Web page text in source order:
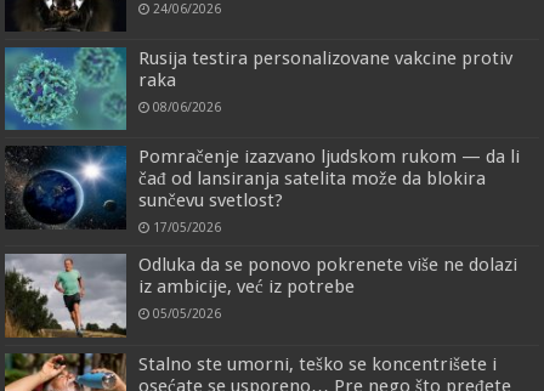
24/06/2026
Rusija testira personalizovane vakcine protiv
raka
08/06/2026
Pomračenje izazvano ljudskom rukom — da li
čađ od lansiranja satelita može da blokira
sunčevu svetlost?
17/05/2026
Odluka da se ponovo pokrenete više ne dolazi
iz ambicije, već iz potrebe
05/05/2026
Stalno ste umorni, teško se koncentrišete i
osećate se usporeno… Pre nego što pređete